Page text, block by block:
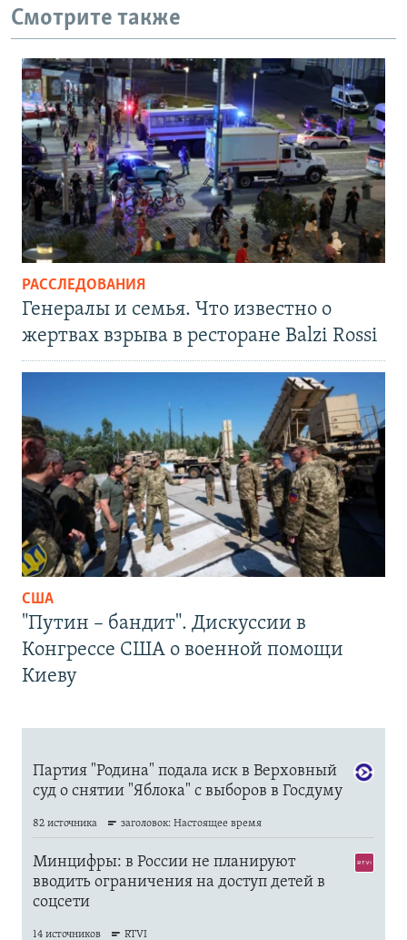
Смотрите также
РАССЛЕДОВАНИЯ
Генералы и семья. Что известно о
жертвах взрыва в ресторане Balzi Rossi
США
"Путин – бандит". Дискуссии в
Конгрессе США о военной помощи
Киеву